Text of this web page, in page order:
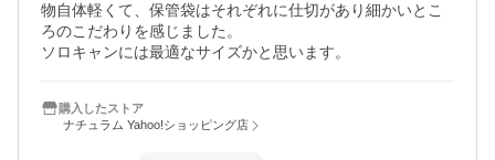
物自体軽くて、保管袋はそれぞれに仕切があり細かいとこ
ろのこだわりを感じました。
ソロキャンには最適なサイズかと思います。
購入したストア
ナチュラム Yahoo!ショッピング店